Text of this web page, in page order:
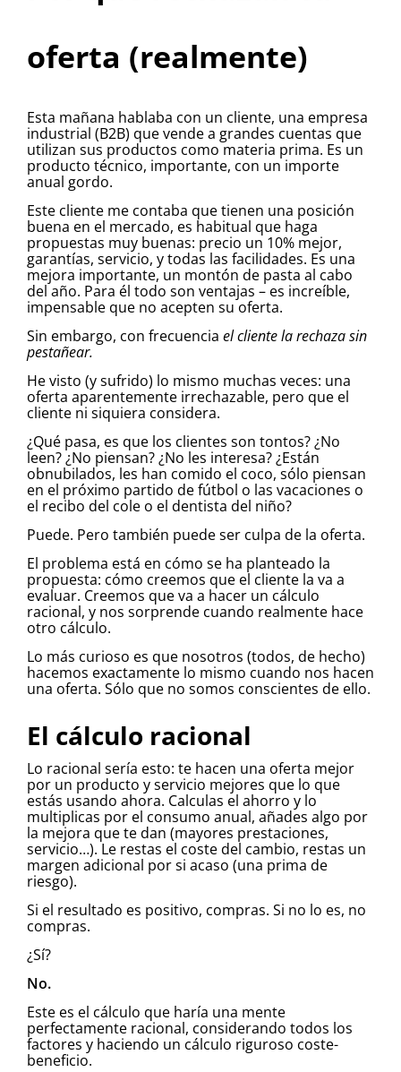
oferta (realmente)
Esta mañana hablaba con un cliente, una empresa
industrial (B2B) que vende a grandes cuentas que
utilizan sus productos como materia prima. Es un
producto técnico, importante, con un importe
anual gordo.
Este cliente me contaba que tienen una posición
buena en el mercado, es habitual que haga
propuestas muy buenas: precio un 10% mejor,
garantías, servicio, y todas las facilidades. Es una
mejora importante, un montón de pasta al cabo
del año. Para él todo son ventajas – es increíble,
impensable que no acepten su oferta.
Sin embargo, con frecuencia el cliente la rechaza sin
pestañear.
He visto (y sufrido) lo mismo muchas veces: una
oferta aparentemente irrechazable, pero que el
cliente ni siquiera considera.
¿Qué pasa, es que los clientes son tontos? ¿No
leen? ¿No piensan? ¿No les interesa? ¿Están
obnubilados, les han comido el coco, sólo piensan
en el próximo partido de fútbol o las vacaciones o
el recibo del cole o el dentista del niño?
Puede. Pero también puede ser culpa de la oferta.
El problema está en cómo se ha planteado la
propuesta: cómo creemos que el cliente la va a
evaluar. Creemos que va a hacer un cálculo
racional, y nos sorprende cuando realmente hace
otro cálculo.
Lo más curioso es que nosotros (todos, de hecho)
hacemos exactamente lo mismo cuando nos hacen
una oferta. Sólo que no somos conscientes de ello.
El cálculo racional
Lo racional sería esto: te hacen una oferta mejor
por un producto y servicio mejores que lo que
estás usando ahora. Calculas el ahorro y lo
multiplicas por el consumo anual, añades algo por
la mejora que te dan (mayores prestaciones,
servicio…). Le restas el coste del cambio, restas un
margen adicional por si acaso (una prima de
riesgo).
Si el resultado es positivo, compras. Si no lo es, no
compras.
¿Sí?
No.
Este es el cálculo que haría una mente
perfectamente racional, considerando todos los
factores y haciendo un cálculo riguroso coste-
beneficio.